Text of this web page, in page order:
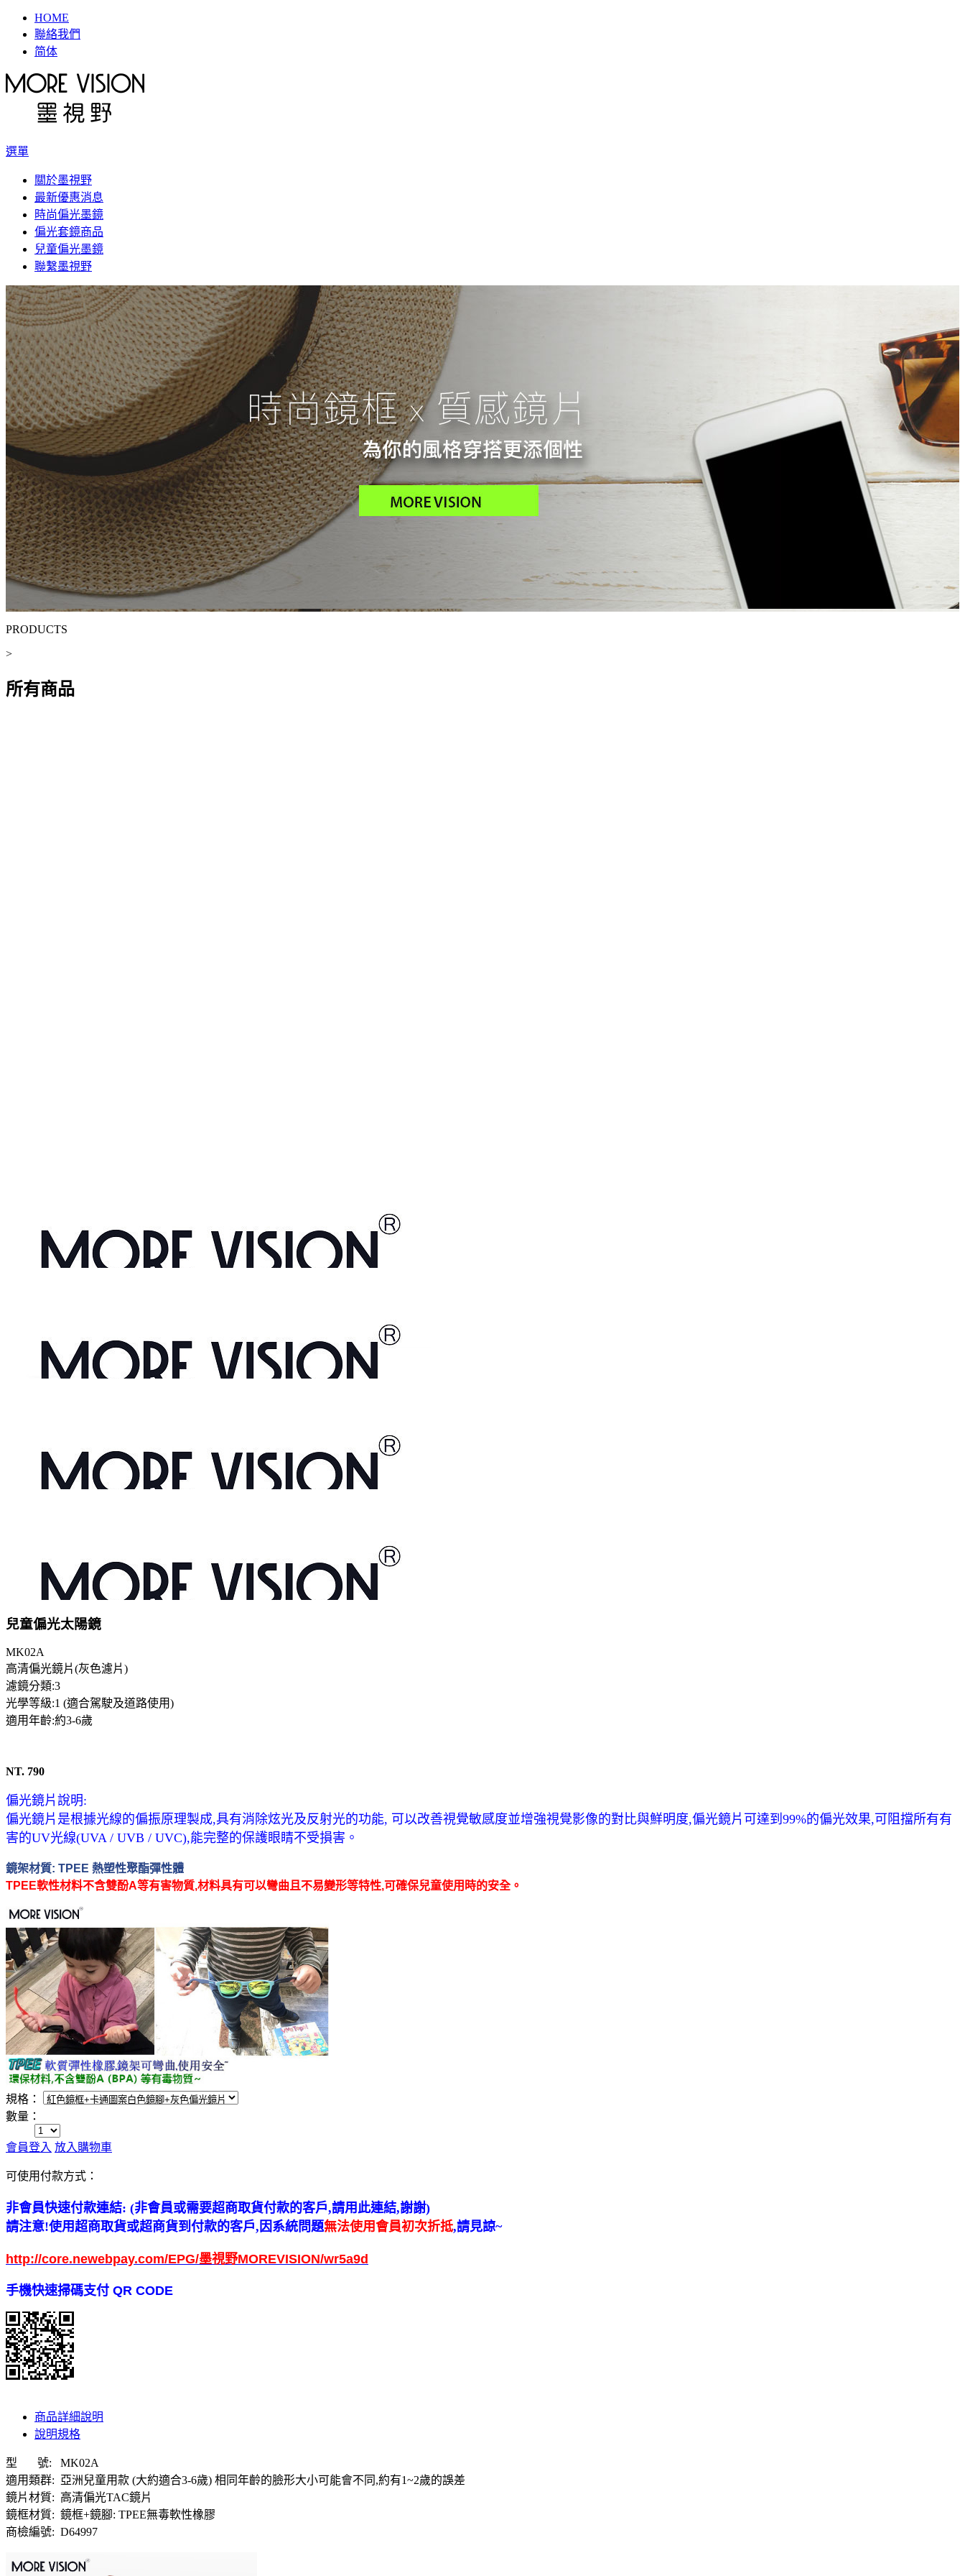
HOME
聯絡我們
简体
選單
關於墨視野
最新優惠消息
時尚偏光墨鏡
偏光套鏡商品
兒童偏光墨鏡
聯繫墨視野
PRODUCTS
>
所有商品
兒童偏光太陽鏡
MK02A
高清偏光鏡片(灰色濾片)
濾鏡分類:3
光學等級:1 (適合駕駛及道路使用)
適用年齡:約3-6歲
NT. 790
偏光鏡片說明:
偏光鏡片是根據光線的偏振原理製成,具有消除炫光及反射光的功能, 可以改善視覺敏感度並增強視覺影像的對比與鮮明度,偏光鏡片可達到99%的偏光效果,可阻擋所有有
害的UV光線(UVA / UVB / UVC),能完整的保護眼睛不受損害。
鏡架材質: TPEE 熱塑性聚酯彈性體
TPEE軟性材料不含雙酚A等有害物質,材料具有可以彎曲且不易變形等特性,可確保兒童使用時的安全 。
規格：
數量：
會員登入 放入購物車
可使用付款方式：
非會員快速付款連結: (非會員或需要超商取貨付款的客戶,請用此連結,謝謝)
請注意!使用超商取貨或超商貨到付款的客戶, 因系統問題無法使用會員初次折抵,請見諒~
http://core.newebpay.com/EPG/墨視野MOREVISION/wr5a9d
手機快速掃碼支付 QR CODE
商品詳細說明
說明規格
型 號: MK02A
適用類群: 亞洲兒童用款 (大約適合3-6歲) 相同年齡的臉形大小可能會不同,約有1~2歲的誤差
鏡片材質: 高清偏光TAC鏡片
鏡框材質: 鏡框+鏡腳: TPEE無毒軟性橡膠
商檢編號: D64997